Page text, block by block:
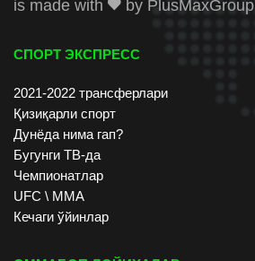
is made with
by PlusMaxGroup
СПОРТ ЭКСПРЕСС
2021-2022 трансферлари
Қизиқарли спорт
Дунёда нима гап?
Бугунги ТВ-да
Чемпионатлар
UFC \ ММА
Кечаги ўйинлар